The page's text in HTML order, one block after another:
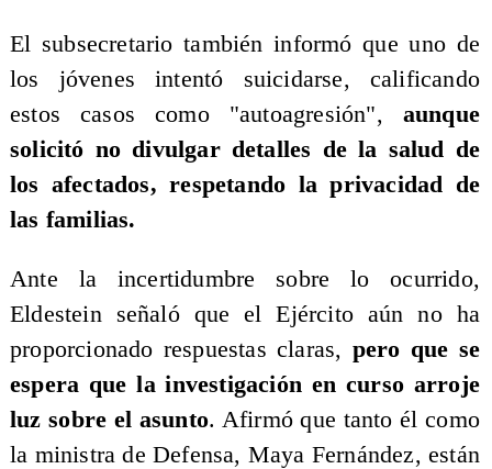
El subsecretario también informó que uno de
los jóvenes intentó suicidarse, calificando
estos casos como "autoagresión", aunque
solicitó no divulgar detalles de la salud de
los afectados, respetando la privacidad de
las familias.
Ante la incertidumbre sobre lo ocurrido,
Eldestein señaló que el Ejército aún no ha
proporcionado respuestas claras, pero que se
espera que la investigación en curso arroje
luz sobre el asunto. Afirmó que tanto él como
la ministra de Defensa, Maya Fernández, están